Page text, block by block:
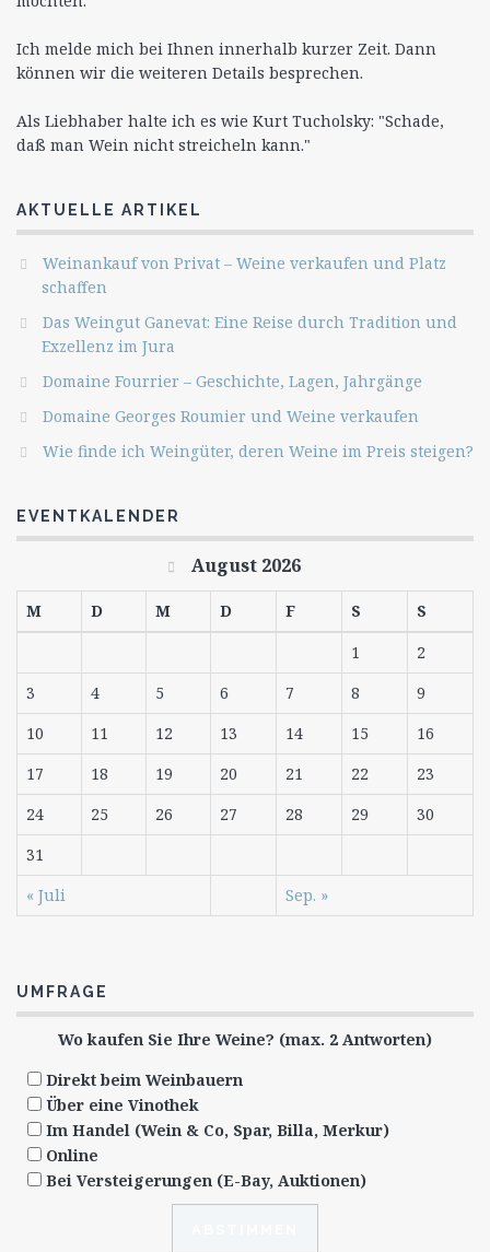
Ich melde mich bei Ihnen innerhalb kurzer Zeit. Dann
können wir die weiteren Details besprechen.
Als Liebhaber halte ich es wie Kurt Tucholsky: "Schade,
daß man Wein nicht streicheln kann."
AKTUELLE ARTIKEL
Weinankauf von Privat – Weine verkaufen und Platz
schaffen
Das Weingut Ganevat: Eine Reise durch Tradition und
Exzellenz im Jura
Domaine Fourrier – Geschichte, Lagen, Jahrgänge
Domaine Georges Roumier und Weine verkaufen
Wie finde ich Weingüter, deren Weine im Preis steigen?
EVENTKALENDER
August 2026
M D M D F S
S
1
2
3
4 5 6 7 8
9
10
11 12 13 14 15
16
17
18 19 20 21 22
23
24
25 26 27 28 29
30
31
« Juli
Sep. »
UMFRAGE
Wo kaufen Sie Ihre Weine? (max. 2 Antworten)
Direkt beim Weinbauern
Über eine Vinothek
Im Handel (Wein & Co, Spar, Billa, Merkur)
Online
Bei Versteigerungen (E-Bay, Auktionen)